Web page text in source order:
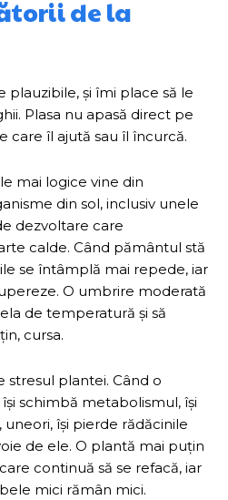
de la
plauzibile, și îmi place să le
Plasa nu apasă direct pe
care îl ajută sau îl încurcă.
mai logice vine din
din sol, inclusiv unele
dezvoltare care
calde. Când pământul stă
se întâmplă mai repede, iar
O umbrire moderată
de temperatură și să
cursa.
stresul plantei. Când o
schimbă metabolismul, își
își pierde rădăcinile
de ele. O plantă mai puțin
continuă să se refacă, iar
mici rămân mici.